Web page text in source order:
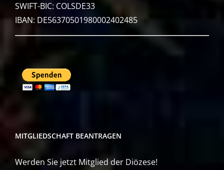
SWIFT-BIC: COLSDE33
IBAN: DE56370501980002402485
MITGLIEDSCHAFT BEANTRAGEN
Werden Sie jetzt Mitglied der Diözese!